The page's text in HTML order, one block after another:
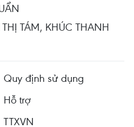
TÁM, KHÚC THANH
Quy định sử dụng
Hỗ trợ
TTXVN